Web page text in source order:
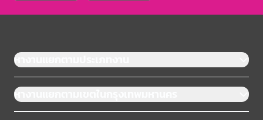
หางานแยกตามประเภทงาน
หางานแยกตามเขตในกรุงเทพมหานคร